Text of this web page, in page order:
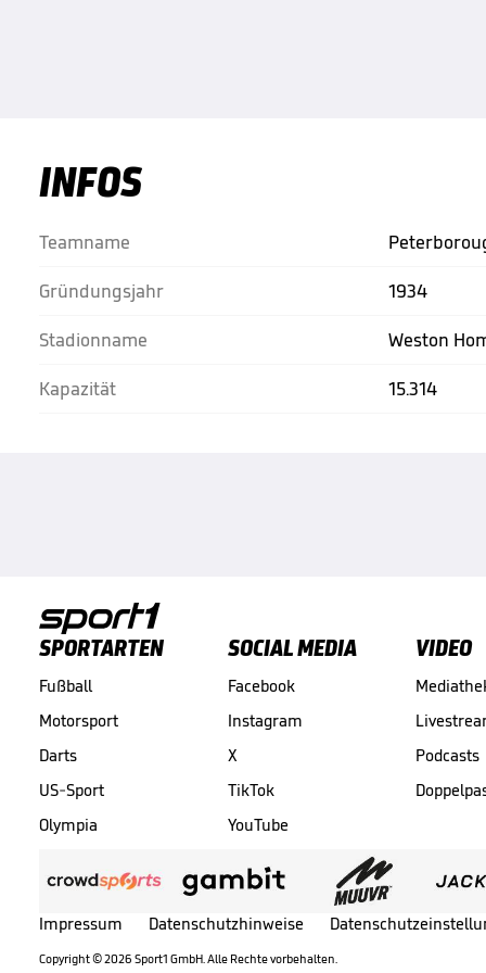
INFOS
Teamname
Gründungsjahr
Stadionname
Kapazität
1934
Weston
15.314
SPORTARTEN
Fußball
Motorsport
Darts
US-Sport
Olympia
SOCIAL MEDIA
Facebook
Instagram
X
TikTok
YouTube
VIDEO
Podcasts
Impressum Datenschutzhinweise
Copyright ©2026 Sport1 GmbH. Alle Rechte vorbehalten.